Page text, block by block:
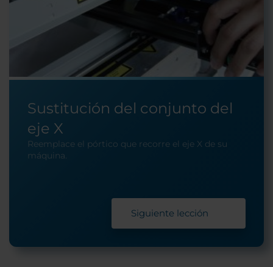
Sustitución del conjunto del
eje X
Reemplace el pórtico que recorre el eje X de su
máquina.
Siguiente lección